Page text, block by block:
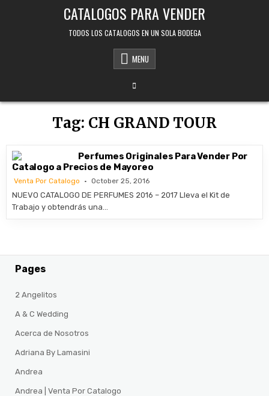
CATALOGOS PARA VENDER
TODOS LOS CATALOGOS EN UN SOLA BODEGA
MENU
Tag: CH GRAND TOUR
Perfumes Originales Para Vender Por
Catalogo a Precios de Mayoreo
Venta Por Catalogo October 25, 2016
NUEVO CATALOGO DE PERFUMES 2016 – 2017 Lleva el Kit de
Trabajo y obtendrás una…
Pages
2 Angelitos
A & C Wedding
Acerca de Nosotros
Adriana By Lamasini
Andrea
Andrea | Venta Por Catalogo